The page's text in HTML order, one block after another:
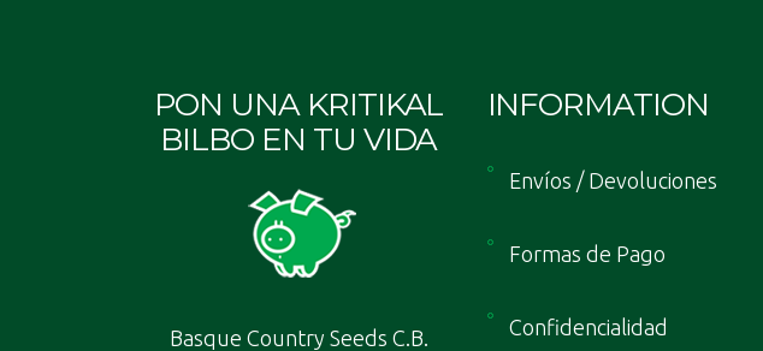
PON UNA KRITIKAL
BILBO EN TU VIDA
Basque Country Seeds C.B.
INFORMATION
Envíos / Devoluciones
Formas de Pago
Confidencialidad